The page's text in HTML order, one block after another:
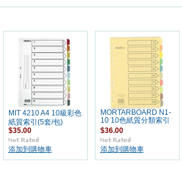
MIT 4210 A4 10級彩色
紙質索引(5套/包)
$35.00
添加到購物車
MORTARBOARD N1-
10 10色紙質分類索引
$36.00
添加到購物車